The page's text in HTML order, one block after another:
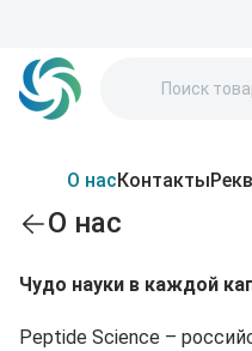
О насКонтакты
О нас
Чудо науки в каждой
Peptide Science –